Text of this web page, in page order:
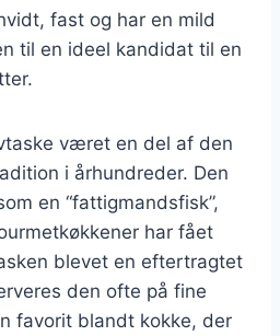
fast og har en mild
til en ideel kandidat til en
været en del af den
i århundreder. Den
en “fattigmandsfisk”,
har fået
blevet en eftertragtet
den ofte på fine
favorit blandt kokke, der